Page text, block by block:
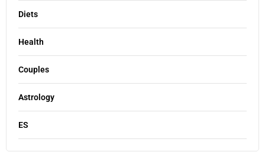
Diets
Health
Couples
Astrology
ES